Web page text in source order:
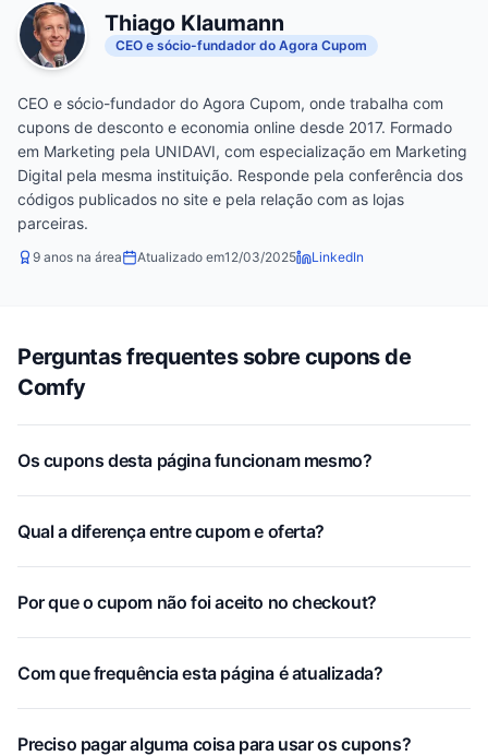
Thiago Klaumann
CEO e sócio-fundador do Agora Cupom
CEO e sócio-fundador do Agora Cupom, onde trabalha com
cupons de desconto e economia online desde 2017. Formado
em Marketing pela UNIDAVI, com especialização em Marketing
Digital pela mesma instituição. Responde pela conferência dos
códigos publicados no site e pela relação com as lojas
parceiras.
9 anos na área Atualizado em12/03/2025 LinkedIn
Perguntas frequentes sobre cupons de
Comfy
Os cupons desta página funcionam mesmo?
Qual a diferença entre cupom e oferta?
Por que o cupom não foi aceito no checkout?
Com que frequência esta página é atualizada?
Preciso pagar alguma coisa para usar os cupons?